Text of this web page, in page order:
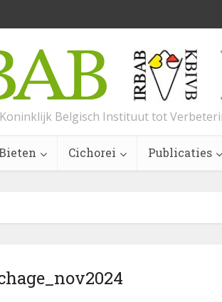
Koninklijk Belgisch Instituut tot
Cichorei Publicaties